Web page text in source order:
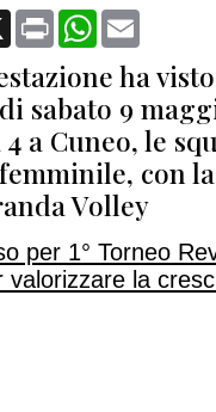
X Print WhatsApp
ha
sabato 9
a Cuneo, le
con
Volley